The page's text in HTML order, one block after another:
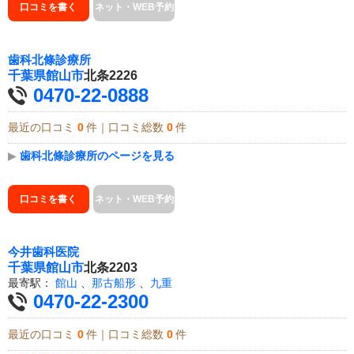
口コミを書く ネット・WEB予約
歯科北條診療所
千葉県館山市北条2226
0470-22-0888
最近の口コミ 0 件｜口コミ総数 0 件
▶ 歯科北條診療所のページを見る
口コミを書く ネット・WEB予約
今井歯科医院
千葉県館山市北条2203
最寄駅： 館山 、 那古船形 、 九重
0470-22-2300
最近の口コミ 0 件｜口コミ総数 0 件